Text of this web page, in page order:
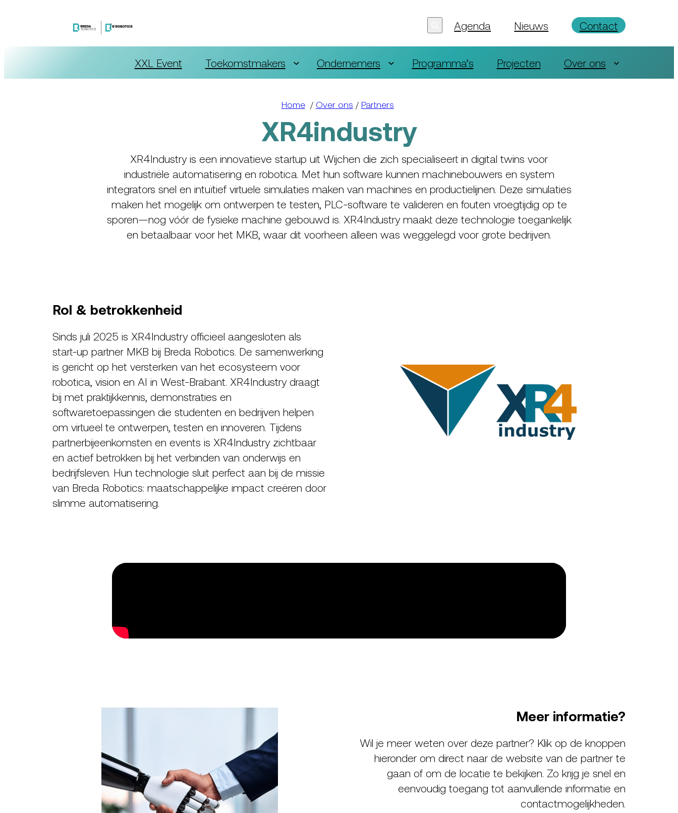
Agenda Nieuws Contact
XXL Event Toekomstmakers Ondernemers Programma’s Projecten Over ons
Home/ Over ons / Partners
XR4industry
XR4Industry is een innovatieve startup uit Wijchen die zich specialiseert in digital twins voor
industriële automatisering en robotica. Met hun software kunnen machinebouwers en system
integrators snel en intuïtief virtuele simulaties maken van machines en productielijnen. Deze simulaties
maken het mogelijk om ontwerpen te testen, PLC-software te valideren en fouten vroegtijdig op te
sporen—nog vóór de fysieke machine gebouwd is. XR4Industry maakt deze technologie toegankelijk
en betaalbaar voor het MKB, waar dit voorheen alleen was weggelegd voor grote bedrijven.
Rol & betrokkenheid
Sinds juli 2025 is XR4Industry officieel aangesloten als
start-up partner MKB bij Breda Robotics. De samenwerking
is gericht op het versterken van het ecosysteem voor
robotica, vision en AI in West-Brabant. XR4Industry draagt
bij met praktijkkennis, demonstraties en
softwaretoepassingen die studenten en bedrijven helpen
om virtueel te ontwerpen, testen en innoveren. Tijdens
partnerbijeenkomsten en events is XR4Industry zichtbaar
en actief betrokken bij het verbinden van onderwijs en
bedrijfsleven. Hun technologie sluit perfect aan bij de missie
van Breda Robotics: maatschappelijke impact creëren door
slimme automatisering.
Meer informatie?
Wil je meer weten over deze partner? Klik op de knoppen
hieronder om direct naar de website van de partner te
gaan of om de locatie te bekijken. Zo krijg je snel en
eenvoudig toegang tot aanvullende informatie en
contactmogelijkheden.